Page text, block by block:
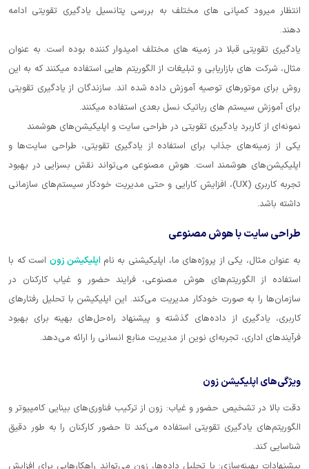
انتظار میرود کمپانی های مختلف به بررسی پتانسیل یادگیری تقویتی ادامه
دهند.
یادگیری تقویتی قبلا در زمینه های مختلف امیدوار کننده بوده است. به عنوان
مثال، شرکت های بازاریابی و تبلیغات از الگوریتم هایی استفاده میکنند که به این
روش برای موتورهای توصیه آموزش داده شده اند. سازندگان از یادگیری تقویتی
برای آموزش سیستم های رباتیک نسل بعدی استفاده میکنند.
نمونه‌ای از کاربرد یادگیری تقویتی در طراحی سایت و اپلیکیشن‌های هوشمند
یکی از زمینه‌های جذاب برای استفاده از یادگیری تقویتی، طراحی سایت‌ها و
اپلیکیشن‌های هوشمند است. هوش مصنوعی می‌تواند نقش بسزایی در بهبود
تجربه کاربری (UX)، افزایش کارایی و حتی مدیریت خودکار سیستم‌های سازمانی
داشته باشد.
طراحی سایت با هوش مصنوعی
به عنوان مثال، یکی از پروژه‌های ما، اپلیکیشنی به ناماپلیکیشن زوناست که با
استفاده از الگوریتم‌های هوش مصنوعی، فرایند حضور و غیاب کارکنان در
سازمان‌ها را به صورت خودکار مدیریت می‌کند. این اپلیکیشن با تحلیل رفتارهای
کاربری، یادگیری از داده‌های گذشته و پیشنهاد راه‌حل‌های بهینه برای بهبود
فرآیندهای اداری، تجربه‌ای نوین از مدیریت منابع انسانی را ارائه می‌دهد.
ویژگی‌های اپلیکیشن زون
دقت بالا در تشخیص حضور و غیاب: زون از ترکیب فناوری‌های بینایی کامپیوتر و
الگوریتم‌های یادگیری تقویتی استفاده می‌کند تا حضور کارکنان را به طور دقیق
شناسایی کند.